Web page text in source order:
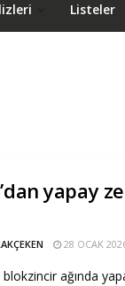
Listeler
yapay
28 OCAK
ağında